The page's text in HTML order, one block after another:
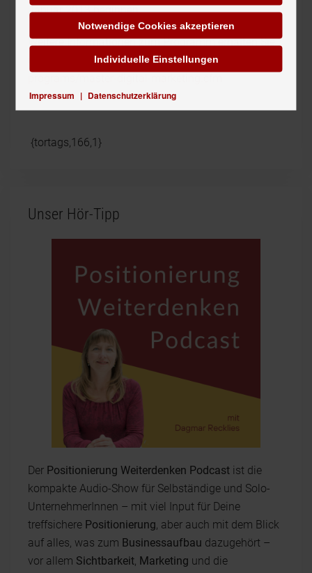
Januar 2013 beginnen.
Weitere Informationen zum Programm erhalten Sie
http://master.monaco.edu/master-
{tortags,166,1}
Unser Hör-Tipp
Der Positionierung Weiterdenken Podcast ist die
kompakte Audio-Show für Selbständige und Solo-
UnternehmerInnen – mit viel Input für Deine
treffsichere Positionierung , aber auch mit dem Blick
auf alles, was zum Businessaufbau dazugehört –
vor allem Sichtbarkeit Marketing und die
Notwendige Cookies akzeptieren
Impressum | Datenschutzerklärung
Individuelle Einstellungen